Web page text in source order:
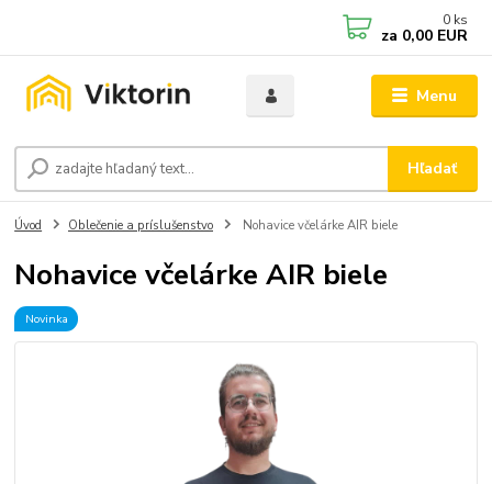
Menu
Hľadať
0 ks
za 0,00 EUR
Úvod Oblečenie a príslušenstvo Nohavice včelárke AIR biele
Nohavice včelárke AIR biele
Novinka